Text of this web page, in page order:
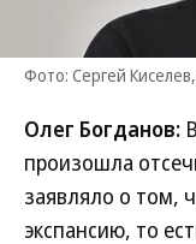
Фото: Сергей
Олег Богданов:
произошла
заявляло о том,
экспансию, то